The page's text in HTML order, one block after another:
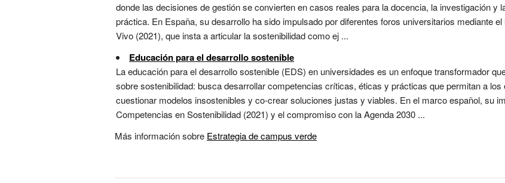
donde las decisiones de gestión se convierten en casos reales para la docencia, la investigación y
práctica. En España, su desarrollo ha sido impulsado por diferentes foros universitarios mediante
Vivo (2021), que insta a articular la sostenibilidad como ej ...
Educación para el desarrollo sostenible
La educación para el desarrollo sostenible (EDS) en universidades es un enfoque transformador
sobre sostenibilidad: busca desarrollar competencias críticas, éticas y prácticas que permitan a
cuestionar modelos insostenibles y co-crear soluciones justas y viables. En el marco español, su
Competencias en Sostenibilidad (2021) y el compromiso con la Agenda 2030 ...
Más información sobre Estrategia de campus verde